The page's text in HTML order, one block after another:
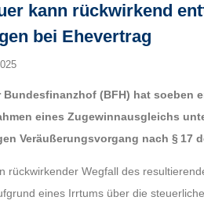
kann rückwirkend
bei Ehevertrag
Bundesfinanzhof (BFH) hat soeben
eines Zugewinnausgleichs
Veräußerungsvorgang nach § 17
rückwirkender Wegfall des
eines Irrtums über die